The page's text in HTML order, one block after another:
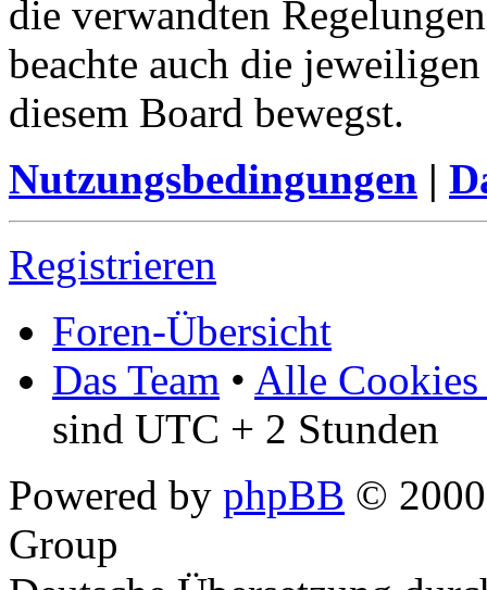
die verwandten
beachte auch die
diesem Board bewegst.
Nutzungsbedingungen |
Registrieren
Foren-Übersicht
Das Team • Alle Cookies
sind UTC + 2 Stunden
Powered by phpBB ©
Group